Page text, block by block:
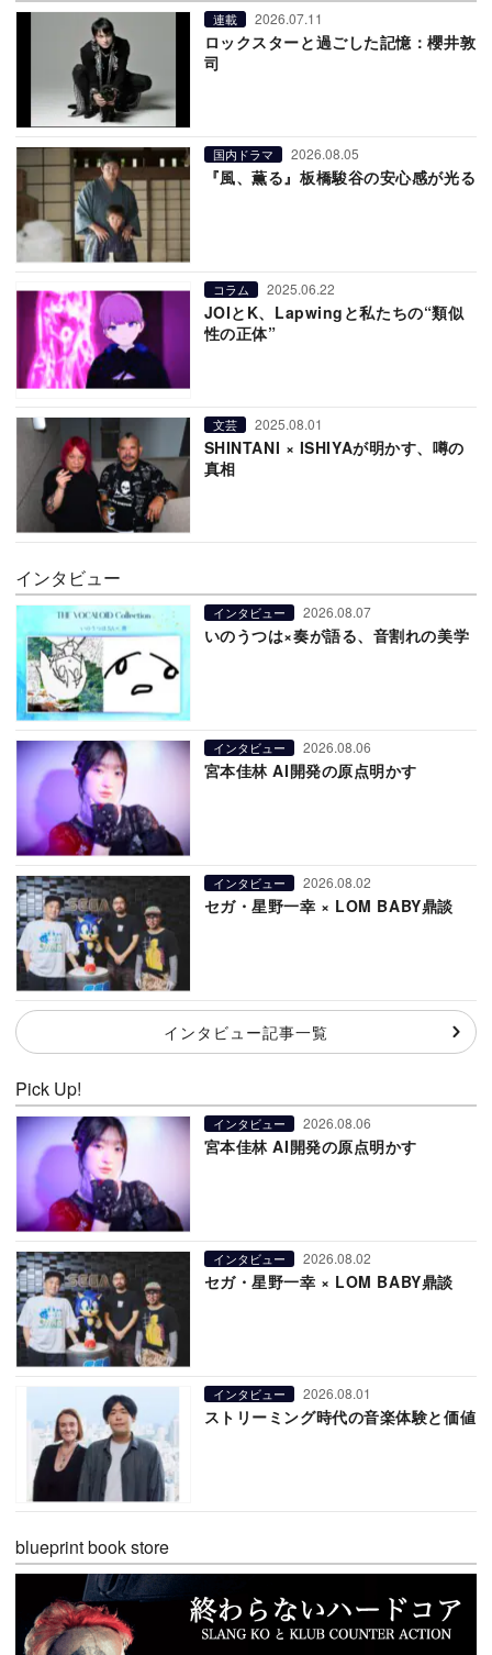
連載 2026.07.11
ロックスターと過ごした記憶：櫻井敦
司
国内ドラマ 2026.08.05
『風、薫る』板橋駿谷の安心感が光る
コラム 2025.06.22
JOIとK、Lapwingと私たちの“類似
性の正体”
文芸 2025.08.01
SHINTANI × ISHIYAが明かす、噂の
真相
インタビュー
インタビュー 2026.08.07
いのうつは×奏が語る、音割れの美学
インタビュー 2026.08.06
宮本佳林 AI開発の原点明かす
インタビュー 2026.08.02
セガ・星野一幸 × LOM BABY鼎談
インタビュー記事一覧
Pick Up!
インタビュー 2026.08.06
宮本佳林 AI開発の原点明かす
インタビュー 2026.08.02
セガ・星野一幸 × LOM BABY鼎談
インタビュー 2026.08.01
ストリーミング時代の音楽体験と価値
blueprint book store